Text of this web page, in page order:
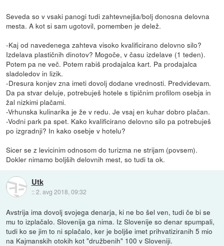
Seveda so v vsaki panogi tudi zahtevnejša/bolj donosna delovna
mesta. A kot si sam ugotovil, pomemben je delež.
-Kaj od navedenega zahteva visoko kvalificirano delovno silo?
Izdelava plastičnih dinotov? Mogoče, v času izdelave (1 teden).
Potem pa ne več. Potem rabiš prodajalca kart. Pa prodajalca
sladoledov in lizik.
-Dresura konjev zna imeti dovolj dodane vrednosti. Predvidevam.
Da pa stvar deluje, potrebuješ hotele s tipičnim profilom osebja in
žal nizkimi plačami.
-Vrhunska kulinarika je že v redu. Je vsaj en kuhar dobro plačan.
-Vodni park pa spet. Kako kvalificirano delovno silo pa potrebuješ
po izgradnji? In kako osebje v hotelu?
Sicer se z levicinim odnosom do turizma ne strijam (povsem).
Dokler nimamo boljših delovnih mest, so tudi ta ok.
Utk
::2. avg 2018, 09:32
Avstrija ima dovolj svojega denarja, ki ne bo šel ven, tudi če bi se
mu to izplačalo. Slovenija ga nima. Iz Slovenije so denar spumpali,
tudi ko se jim to ni splačalo, ker je boljše imet prihvatiziranih 5 mio
na Kajmanskih otokih kot "družbenih" 100 v Sloveniji.